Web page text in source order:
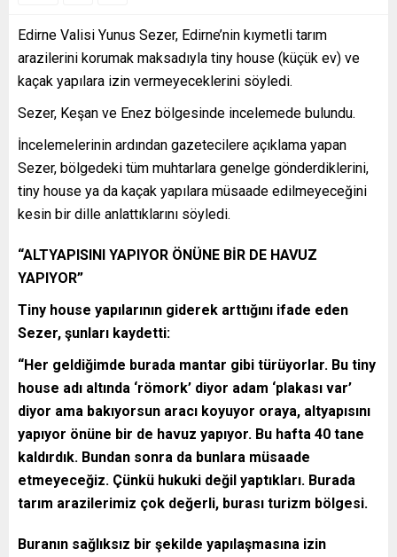
Edirne Valisi Yunus Sezer, Edirne’nin kıymetli tarım
arazilerini korumak maksadıyla tiny house (küçük ev) ve
kaçak yapılara izin vermeyeceklerini söyledi.
Sezer, Keşan ve Enez bölgesinde incelemede bulundu.
İncelemelerinin ardından gazetecilere açıklama yapan
Sezer, bölgedeki tüm muhtarlara genelge gönderdiklerini,
tiny house ya da kaçak yapılara müsaade edilmeyeceğini
kesin bir dille anlattıklarını söyledi.
“ALTYAPISINI YAPIYOR ÖNÜNE BİR DE HAVUZ
YAPIYOR”
Tiny house yapılarının giderek arttığını ifade eden
Sezer, şunları kaydetti:
“Her geldiğimde burada mantar gibi türüyorlar. Bu tiny
house adı altında ‘römork’ diyor adam ‘plakası var’
diyor ama bakıyorsun aracı koyuyor oraya, altyapısını
yapıyor önüne bir de havuz yapıyor. Bu hafta 40 tane
kaldırdık. Bundan sonra da bunlara müsaade
etmeyeceğiz. Çünkü hukuki değil yaptıkları. Burada
tarım arazilerimiz çok değerli, burası turizm bölgesi.
Buranın sağlıksız bir şekilde yapılaşmasına izin